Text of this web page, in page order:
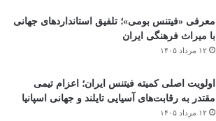
معرفی «فیتنس بومی»؛ تلفیق استانداردهای جهانی
با میراث فرهنگی ایران
۱۲ مرداد ۱۴۰۵
اولویت اصلی کمیته فیتنس ایران؛ اعزام تیمی
مقتدر به رقابت‌های آسیایی تایلند و جهانی اسپانیا
۱۲ مرداد ۱۴۰۵